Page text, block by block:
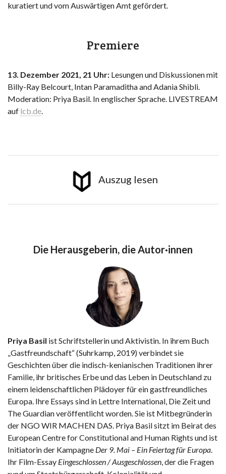
kuratiert und vom Auswärtigen Amt gefördert.
Premiere
13. Dezember 2021, 21 Uhr: Lesungen und Diskussionen mit
Billy-Ray Belcourt, Intan Paramaditha and Adania Shibli.
Moderation: Priya Basil. In englischer Sprache. LIVESTREAM
auf lcb.de.
Auszug lesen
Die Herausgeberin, die Autor·innen
Priya Basil ist Schriftstellerin und Aktivistin. In ihrem Buch
„Gastfreundschaft“ (Suhrkamp, 2019) verbindet sie
Geschichten über die indisch-kenianischen Traditionen ihrer
Familie, ihr britisches Erbe und das Leben in Deutschland zu
einem leidenschaftlichen Plädoyer für ein gastfreundliches
Europa. Ihre Essays sind in Lettre International, Die Zeit und
The Guardian veröffentlicht worden. Sie ist Mitbegründerin
der NGO WIR MACHEN DAS. Priya Basil sitzt im Beirat des
European Centre for Constitutional and Human Rights und ist
Initiatorin der Kampagne Der 9. Mai – Ein Feiertag für Europa.
Ihr Film-Essay Eingeschlossen / Ausgeschlossen, der die Fragen